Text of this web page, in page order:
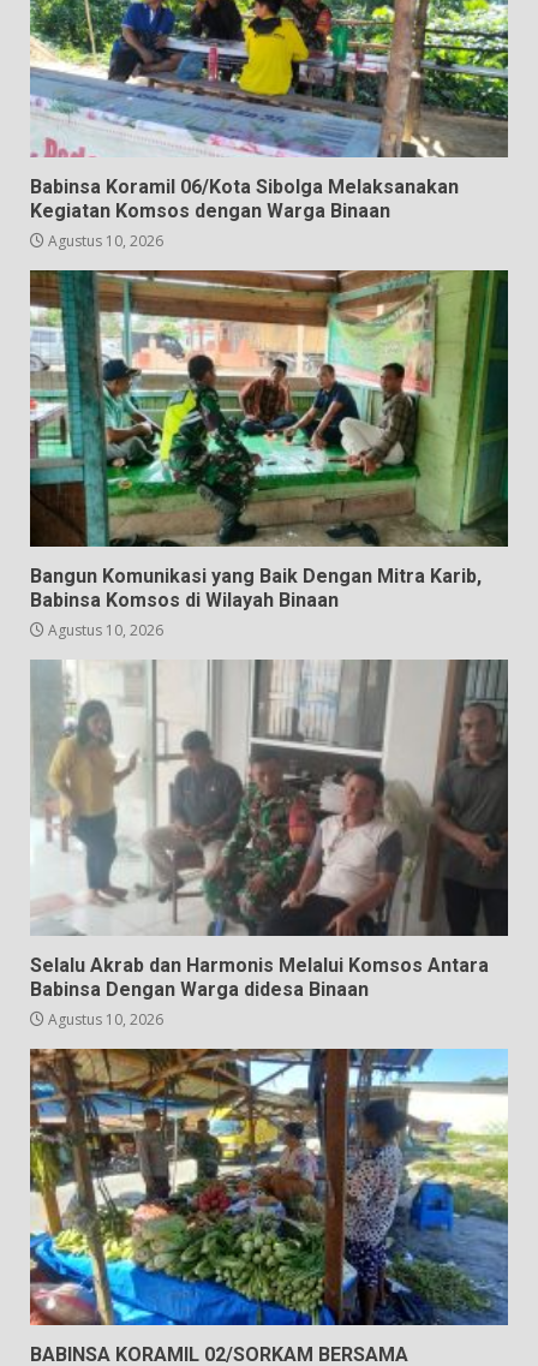
Babinsa Koramil 06/Kota Sibolga Melaksanakan
Kegiatan Komsos dengan Warga Binaan
Agustus 10, 2026
Bangun Komunikasi yang Baik Dengan Mitra Karib,
Babinsa Komsos di Wilayah Binaan
Agustus 10, 2026
Selalu Akrab dan Harmonis Melalui Komsos Antara
Babinsa Dengan Warga didesa Binaan
Agustus 10, 2026
BABINSA KORAMIL 02/SORKAM BERSAMA